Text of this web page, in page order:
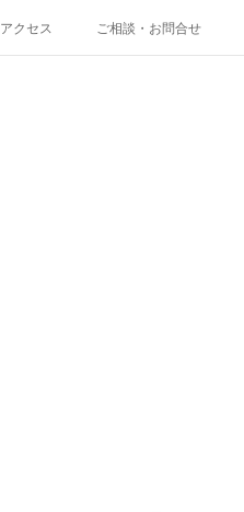
アクセス ご相談・お問合せ